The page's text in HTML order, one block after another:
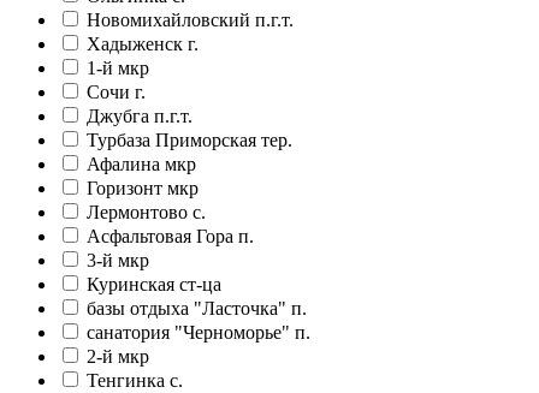
Новомихайловский п.г.т.
Хадыженск г.
1-й мкр
Сочи г.
Джубга п.г.т.
Турбаза Приморская тер.
Афалина мкр
Горизонт мкр
Лермонтово с.
Асфальтовая Гора п.
3-й мкр
Куринская ст-ца
базы отдыха "Ласточка" п.
санатория "Черноморье" п.
2-й мкр
Тенгинка с.